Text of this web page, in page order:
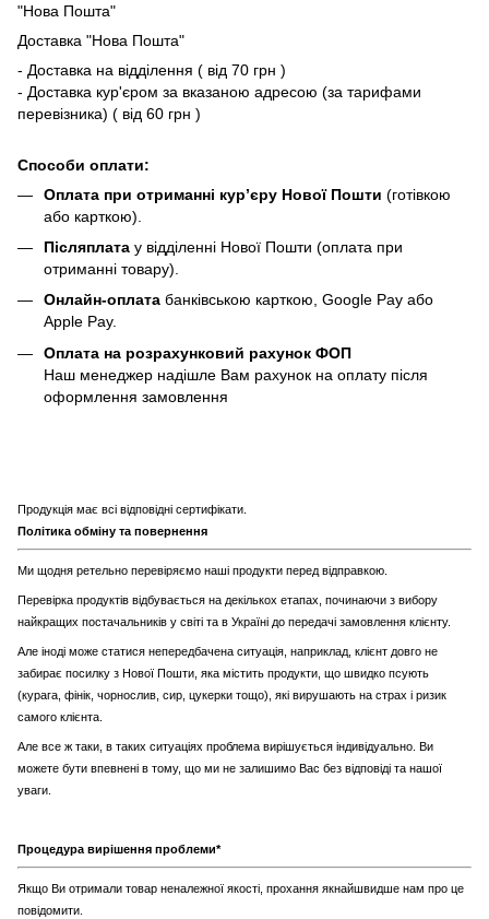
"Нова Пошта"
Доставка "Нова Пошта"
- Доставка на відділення ( від 70 грн )
- Доставка кур'єром за вказаною адресою (за тарифами
перевізника) ( від 60 грн )
Способи оплати:
Оплата при отриманні кур’єру Нової Пошти (готівкою
або карткою).
Післяплата у відділенні Нової Пошти (оплата при
отриманні товару).
Онлайн-оплата банківською карткою, Google Pay або
Apple Pay.
Оплата на розрахунковий рахунок ФОП
Наш менеджер надішле Вам рахунок на оплату після
оформлення замовлення
Продукція має всі відповідні сертифікати.
Політика обміну та повернення
Ми щодня ретельно перевіряємо наші продукти перед відправкою.
Перевірка продуктів відбувається на декількох етапах, починаючи з вибору
найкращих постачальників у світі та в Україні до передачі замовлення клієнту.
Але іноді може статися непередбачена ситуація, наприклад, клієнт довго не
забирає посилку з Нової Пошти, яка містить продукти, що швидко псують
(курага, фінік, чорнослив, сир, цукерки тощо), які вирушають на страх і ризик
самого клієнта.
Але все ж таки, в таких ситуаціях проблема вирішується індивідуально. Ви
можете бути впевнені в тому, що ми не залишимо Вас без відповіді та нашої
уваги.
Процедура вирішення проблеми*
Якщо Ви отримали товар неналежної якості, прохання якнайшвидше нам про це
повідомити.